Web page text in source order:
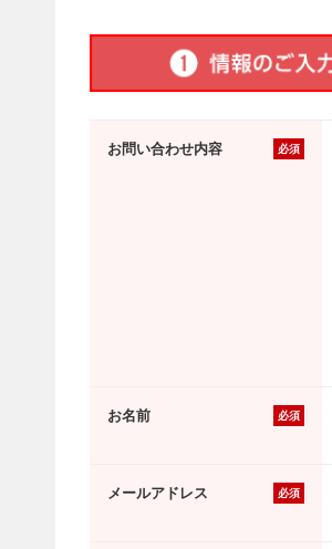
お問い合わせ内容 必須
お名前 必須
メールアドレス 必須